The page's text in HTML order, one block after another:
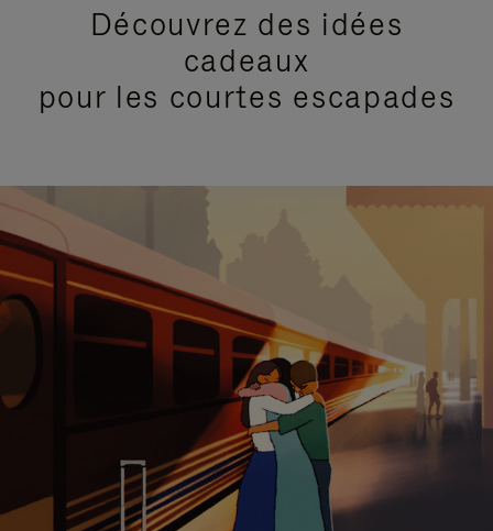
Découvrez des idées
cadeaux
pour les courtes escapades